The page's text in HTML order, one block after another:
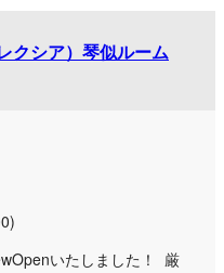
だるさ、コリ、 疲れを軽
を癒し、気分と活力をあ
・・・
ないひとときを御
クシア）琴似ルーム
いたしました！ 厳